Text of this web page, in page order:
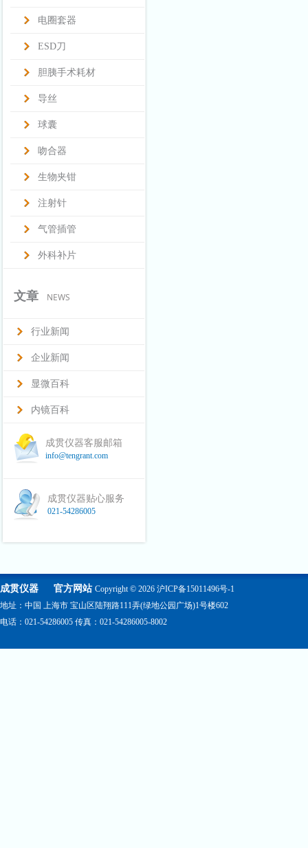
电圈套器
ESD刀
胆胰手术耗材
导丝
球囊
吻合器
生物夹钳
注射针
气管插管
外科补片
文章 NEWS
行业新闻
企业新闻
显微百科
内镜百科
成贯仪器客服邮箱
info@tengrant.com
成贯仪器贴心服务
021-54286005
成贯仪器 官方网站 Copyright © 2026 沪ICP备15011496号-1
地址：中国 上海市 宝山区陆翔路111弄(绿地公园广场)1号楼602
电话：021-54286005 传真：021-54286005-8002